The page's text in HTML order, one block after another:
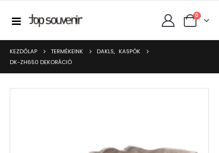
0
KEZDŐLAP TERMÉKEINK DAKLS, KASPÓK
DK-ZH650 DEKORÁCIÓ